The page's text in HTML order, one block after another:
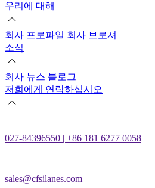
우리에 대해
회사 프로파일 회사 브로셔
소식
회사 뉴스 블로그
저희에게 연락하십시오
027-84396550 | +86 181 6277 0058
sales@cfsilanes.com